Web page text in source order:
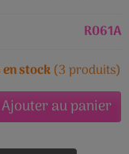
R061A
stock(3 produits)
Ajouter au panier